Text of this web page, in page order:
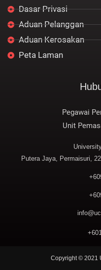
Dasar Privasi
Aduan Pelanggan
Aduan Kerosakan
Peta Laman
Pegawai
Unit
Putera Jaya, Permaisuri,
Copyright © 2021